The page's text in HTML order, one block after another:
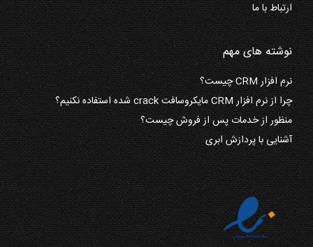
ارتباط با ما
نوشته های مهم
نرم افزار CRM چیست؟
چرا از نرم افزار CRM مایکروسافت crack شده استفاده نکنیم؟
منظور از خدمات پس از فروش چیست؟
آشنایی با پردازش ابری